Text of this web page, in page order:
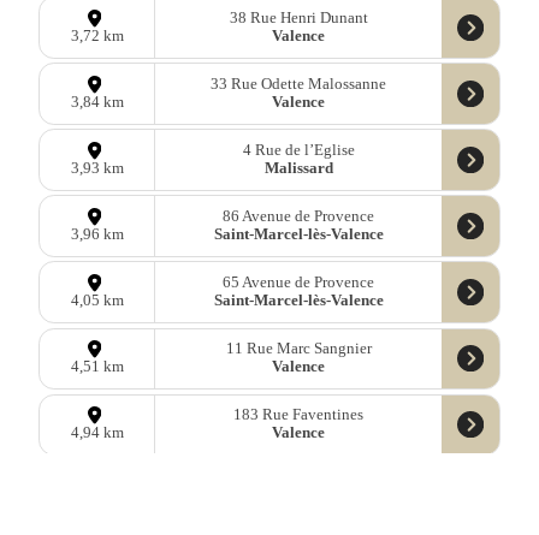
3,72 km
38 Rue Henri Dunant
Valence
3,84 km
33 Rue Odette Malossanne
Valence
3,93 km
4 Rue de l’Eglise
Malissard
3,96 km
86 Avenue de Provence
Saint-Marcel-lès-Valence
4,05 km
65 Avenue de Provence
Saint-Marcel-lès-Valence
4,51 km
11 Rue Marc Sangnier
Valence
4,94 km
183 Rue Faventines
Valence